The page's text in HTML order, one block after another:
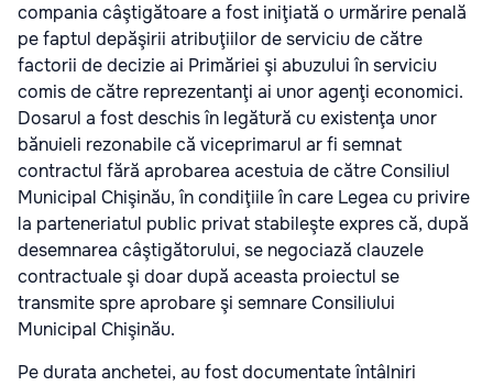
compania câştigătoare a fost iniţiată o urmărire penală
pe faptul depăşirii atribuţiilor de serviciu de către
factorii de decizie ai Primăriei şi abuzului în serviciu
comis de către reprezentanţi ai unor agenţi economici.
Dosarul a fost deschis în legătură cu existenţa unor
bănuieli rezonabile că viceprimarul ar fi semnat
contractul fără aprobarea acestuia de către Consiliul
Municipal Chişinău, în condiţiile în care Legea cu privire
la parteneriatul public privat stabileşte expres că, după
desemnarea câştigătorului, se negociază clauzele
contractuale şi doar după aceasta proiectul se
transmite spre aprobare şi semnare Consiliului
Municipal Chişinău.
Pe durata anchetei, au fost documentate întâlniri